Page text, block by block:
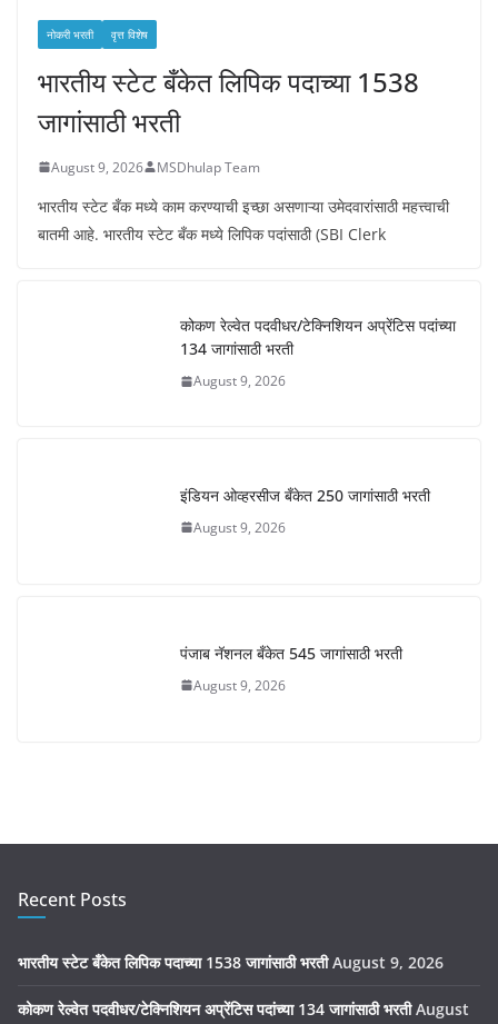
नोकरी भरती वृत्त विशेष
भारतीय स्टेट बँकेत लिपिक पदाच्या 1538
जागांसाठी भरती
August 9, 2026 MSDhulap Team
भारतीय स्टेट बँक मध्ये काम करण्याची इच्छा असणाऱ्या उमेदवारांसाठी महत्त्वाची
बातमी आहे. भारतीय स्टेट बँक मध्ये लिपिक पदांसाठी (SBI Clerk
कोकण रेल्वेत पदवीधर/टेक्निशियन अप्रेंटिस पदांच्या
134 जागांसाठी भरती
August 9, 2026
इंडियन ओव्हरसीज बँकेत 250 जागांसाठी भरती
August 9, 2026
पंजाब नॅशनल बँकेत 545 जागांसाठी भरती
August 9, 2026
Recent Posts
भारतीय स्टेट बँकेत लिपिक पदाच्या 1538 जागांसाठी भरती August 9, 2026
कोकण रेल्वेत पदवीधर/टेक्निशियन अप्रेंटिस पदांच्या 134 जागांसाठी भरती August